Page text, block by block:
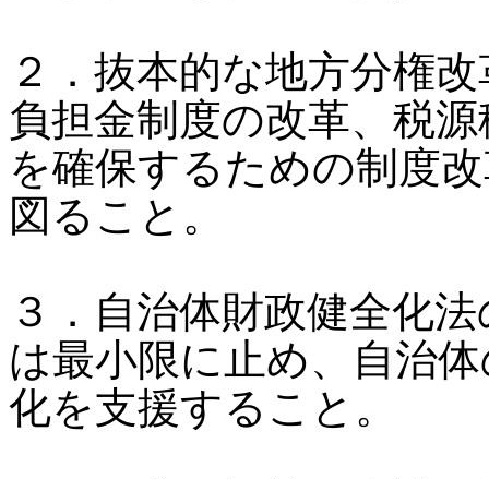
２．抜本的な地方分権
負担金制度の改革、税
を確保するための制度
図ること。
３．自治体財政健全化
は最小限に止め、自治
化を支援すること。